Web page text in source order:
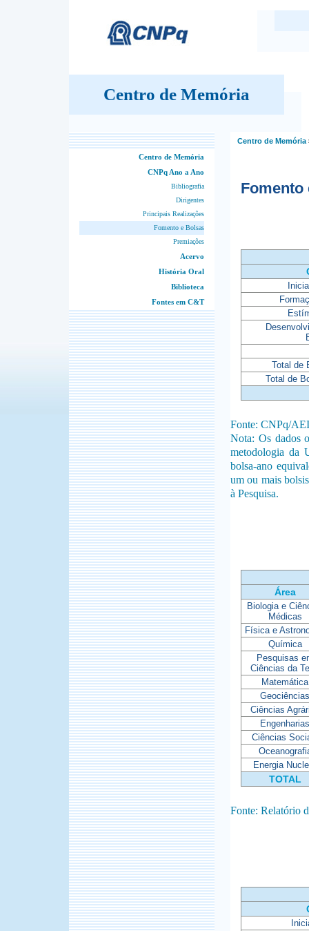
Centro de Memória
Centro de Memória
CNPq Ano a Ano
Bibliografia
Dirigentes
Principais Realizações
Fomento e Bolsas
Premiações
Acervo
História Oral
Biblioteca
Fontes em C&T
Centro de Memória
Fomento
Total de
Total de
Fonte: CNPq/AEI
Nota: Os dados
metodologia da
bolsa-ano
um ou mais
à Pesquisa.
Área
Biologia e
Médicas
Física e
Química
Pesquisas
Ciências da
Matemática
Ciências
Ciências
Energia
TOTAL
Fonte: Relatório